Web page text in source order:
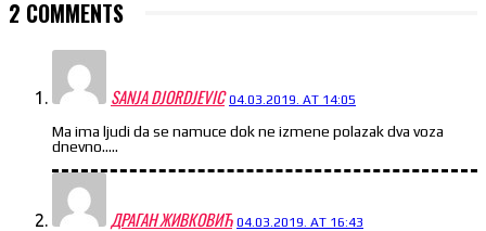
2 COMMENTS
SANJA DJORDJEVIC 04.03.2019. AT 14:05
Ma ima ljudi da se namuce dok ne izmene polazak dva voza
dnevno…..
ДРАГАН ЖИВКОВИЋ 04.03.2019. AT 16:43